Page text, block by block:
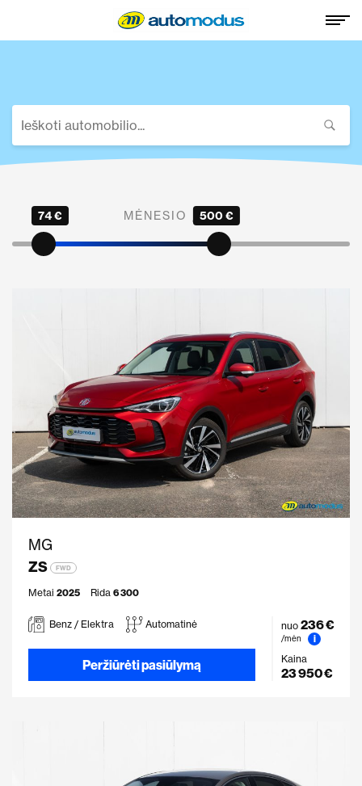
MĖNESIO ĮMOKA
74 € 500 €
MG
ZS
FWD
Metai 2025 Rida 6 300
Benz / Elektra Automatinė
Peržiūrėti pasiūlymą
nuo 236 €
/mėn
i
Kaina
23 950 €